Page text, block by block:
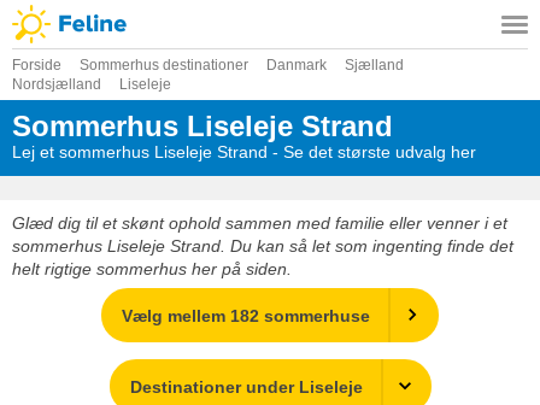
Forside Sommerhus destinationer Danmark
Sjælland
Nordsjælland
Liseleje
Sommerhus Liseleje Strand
Lej et sommerhus Liseleje Strand - Se det største udvalg her
Glæd dig til et skønt ophold sammen med familie eller venner i et
sommerhus Liseleje Strand. Du kan så let som ingenting finde det
helt rigtige sommerhus her på siden.
Vælg mellem 182 sommerhuse
Destinationer under Liseleje